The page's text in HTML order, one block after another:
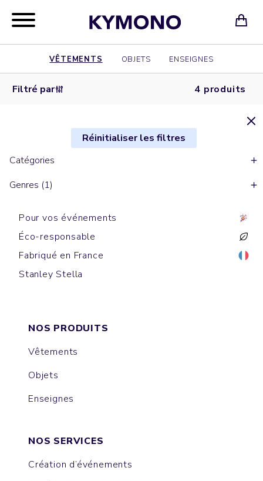
VÊTEMENTS OBJETS ENSEIGNES
Filtré par 4 produits
Réinitialiser les filtres
Catégories
Genres (1)
Pour vos événements
Éco-responsable
Fabriqué en France
Stanley Stella
T-shirts de sports
SPORTY
T-shirts manches courtes
LEON
T-shirts manches courtes
PRESENTER
T-shirts de sports
CORNER
NOS PRODUITS
Vêtements
Objets
Enseignes
NOS SERVICES
Création d’événements